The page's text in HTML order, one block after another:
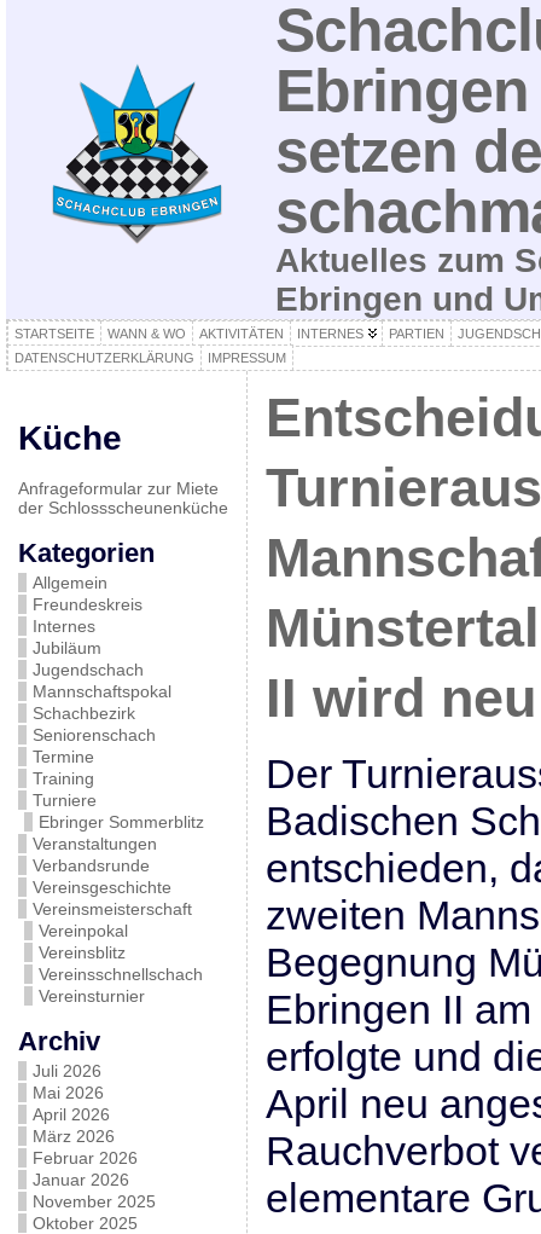
setzen
Aktuelles zum
Ebringen und
STARTSEITE WANN & WO AKTIVITÄTEN INTERNES PARTIEN
DATENSCHUTZERKLÄRUNG
IMPRESSUM
Küche
Anfrageformular zur Miete
der Schlossscheunenküche
Kategorien
Allgemein
Freundeskreis
Internes
Jubiläum
Jugendschach
Mannschaftspokal
Schachbezirk
Seniorenschach
Termine
Training
Turniere
Ebringer Sommerblitz
Veranstaltungen
Verbandsrunde
Vereinsgeschichte
Vereinsmeisterschaft
Vereinpokal
Vereinsblitz
Vereinsschnellschach
Vereinsturnier
Archiv
Juli 2026
Mai 2026
April 2026
März 2026
Februar 2026
Januar 2026
November 2025
Oktober 2025
II wird
Der
Badischen
entschieden,
zweiten
Begegnung
Ebringen II
erfolgte und
April neu
Rauchverbot
elementare